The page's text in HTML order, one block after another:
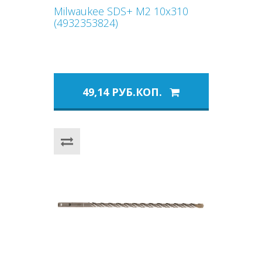
Milwaukee SDS+ M2 10x310
(4932353824)
49,14 РУБ.КОП.